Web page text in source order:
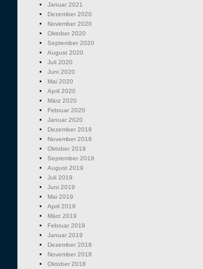
Januar 2021
Dezember 2020
November 2020
Oktober 2020
September 2020
August 2020
Juli 2020
Juni 2020
Mai 2020
April 2020
März 2020
Februar 2020
Januar 2020
Dezember 2019
November 2019
Oktober 2019
September 2019
August 2019
Juli 2019
Juni 2019
Mai 2019
April 2019
März 2019
Februar 2019
Januar 2019
Dezember 2018
November 2018
Oktober 2018